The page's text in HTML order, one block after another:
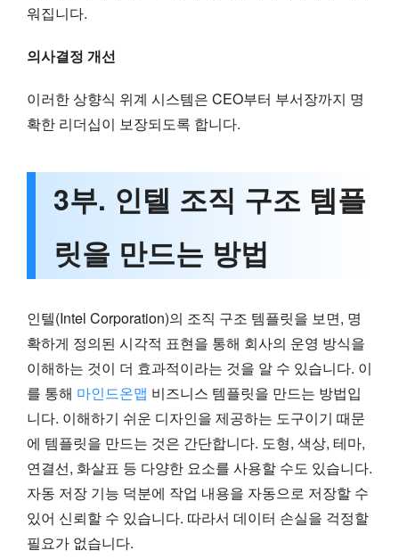
워집니다.
의사결정 개선
이러한 상향식 위계 시스템은 CEO부터 부서장까지 명
확한 리더십이 보장되도록 합니다.
3부. 인텔 조직 구조 템플
릿을 만드는 방법
인텔(Intel Corporation)의 조직 구조 템플릿을 보면, 명
확하게 정의된 시각적 표현을 통해 회사의 운영 방식을
이해하는 것이 더 효과적이라는 것을 알 수 있습니다. 이
를 통해 마인드온맵 비즈니스 템플릿을 만드는 방법입
니다. 이해하기 쉬운 디자인을 제공하는 도구이기 때문
에 템플릿을 만드는 것은 간단합니다. 도형, 색상, 테마,
연결선, 화살표 등 다양한 요소를 사용할 수도 있습니다.
자동 저장 기능 덕분에 작업 내용을 자동으로 저장할 수
있어 신뢰할 수 있습니다. 따라서 데이터 손실을 걱정할
필요가 없습니다.